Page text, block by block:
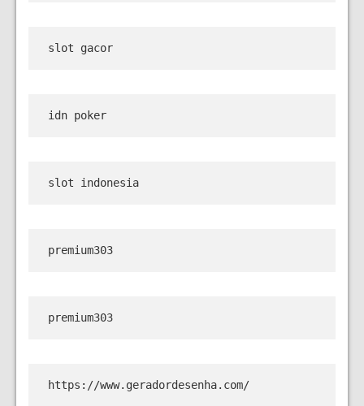
slot gacor
idn poker
slot indonesia
premium303
premium303
https://www.geradordesenha.com/